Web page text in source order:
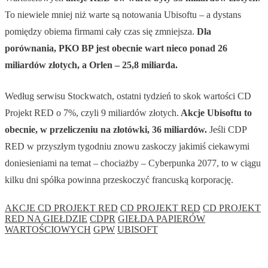
To niewiele mniej niż warte są notowania Ubisoftu – a dystans
pomiędzy obiema firmami cały czas się zmniejsza. Dla
porównania, PKO BP jest obecnie wart nieco ponad 26
miliardów złotych, a Orlen – 25,8 miliarda.
Według serwisu Stockwatch, ostatni tydzień to skok wartości CD
Projekt RED o 7%, czyli 9 miliardów złotych. Akcje Ubisoftu to
obecnie, w przeliczeniu na złotówki, 36 miliardów. Jeśli CDP
RED w przyszłym tygodniu znowu zaskoczy jakimiś ciekawymi
doniesieniami na temat – chociażby – Cyberpunka 2077, to w ciągu
kilku dni spółka powinna przeskoczyć francuską korporację.
AKCJE CD PROJEKT RED CD PROJEKT RED CD PROJEKT
RED NA GIEŁDZIE CDPR GIEŁDA PAPIERÓW
WARTOŚCIOWYCH GPW UBISOFT